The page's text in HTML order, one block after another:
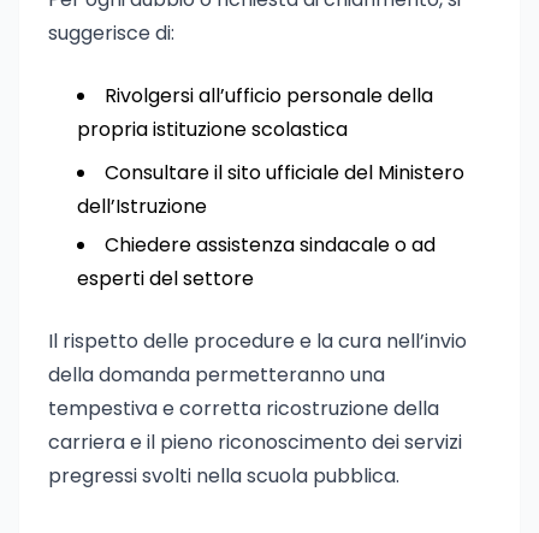
suggerisce di:
Rivolgersi all’ufficio personale della
propria istituzione scolastica
Consultare il sito ufficiale del Ministero
dell’Istruzione
Chiedere assistenza sindacale o ad
esperti del settore
Il rispetto delle procedure e la cura nell’invio
della domanda permetteranno una
tempestiva e corretta ricostruzione della
carriera e il pieno riconoscimento dei servizi
pregressi svolti nella scuola pubblica.